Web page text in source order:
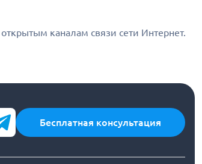
каналам связи сети Интернет.
Бесплатная консультация